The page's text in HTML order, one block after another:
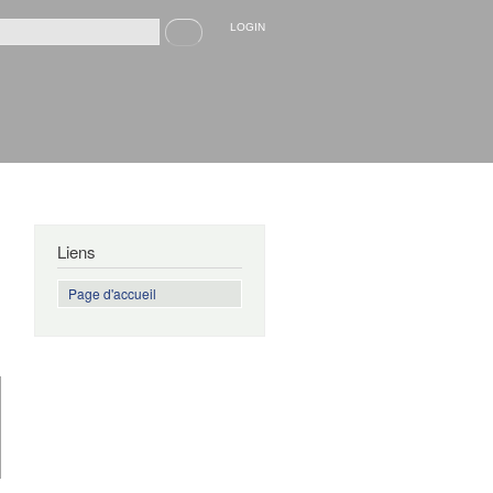
de recherche
Recherche LOGIN
Liens
Page d'accueil